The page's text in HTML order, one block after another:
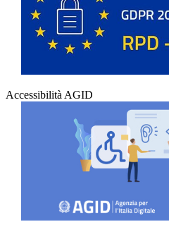
Accessibilità AGID